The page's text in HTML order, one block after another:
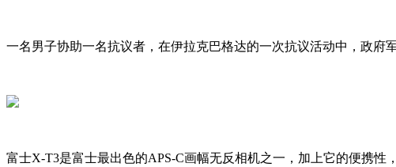
一名男子协助一名抗议者，在伊拉克巴格达的一次抗议活动中，政府
富士X-T3是富士最出色的APS-C画幅无反相机之一，加上它的便携